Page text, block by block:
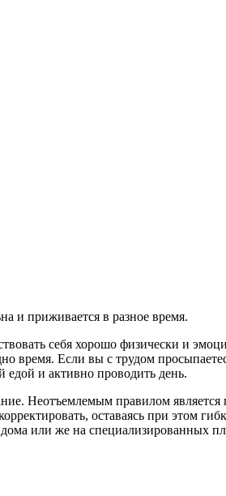
и приживается в разное время.
себя хорошо физически и
Если вы с трудом
едой и активно проводить день.
Неотъемлемым правилом
оставаясь при этом
дома или же на специализированных